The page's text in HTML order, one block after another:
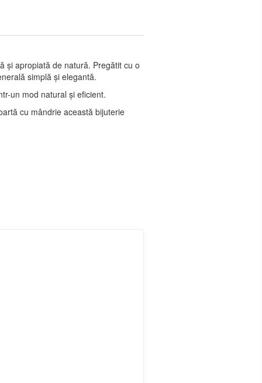
și apropiată de natură. Pregătit cu o
simplă și elegantă.
un mod natural și eficient.
cu mândrie această bijuterie